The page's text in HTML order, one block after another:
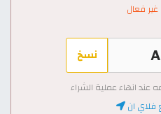
فعال
نسخ
انهاء عملية الشراء
فلاي ان